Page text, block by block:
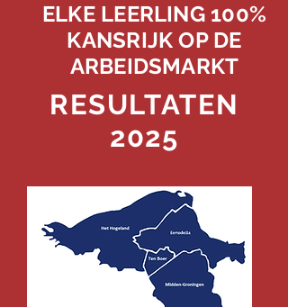
ELKE LEERLING 100%
KANSRIJK OP DE
ARBEIDSMARKT
RESULTATEN
2025